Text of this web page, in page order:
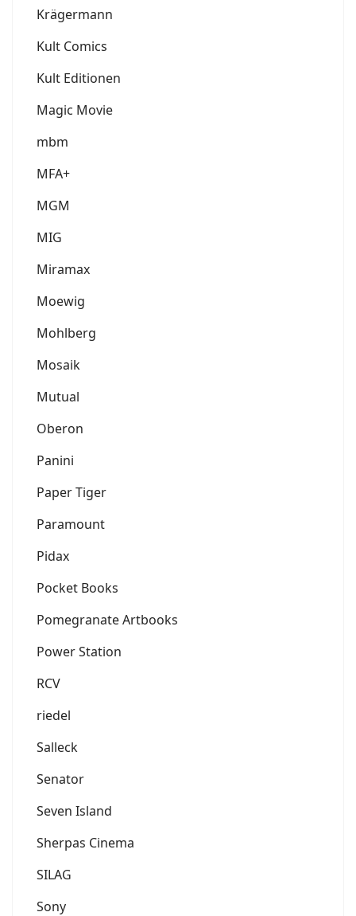
Krägermann
Kult Comics
Kult Editionen
Magic Movie
mbm
MFA+
MGM
MIG
Miramax
Moewig
Mohlberg
Mosaik
Mutual
Oberon
Panini
Paper Tiger
Paramount
Pidax
Pocket Books
Pomegranate Artbooks
Power Station
RCV
riedel
Salleck
Senator
Seven Island
Sherpas Cinema
SILAG
Sony